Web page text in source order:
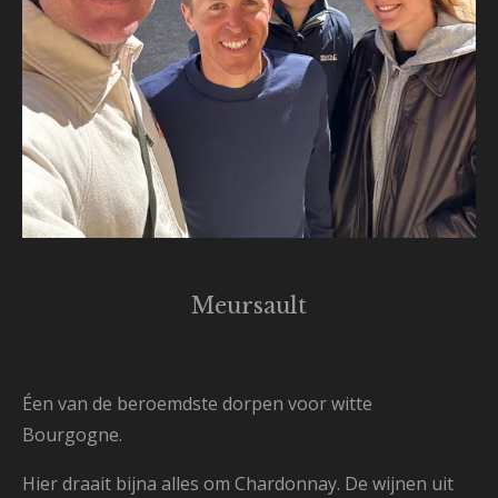
Meursault
Éen van de beroemdste dorpen voor witte
Bourgogne.
Hier draait bijna alles om Chardonnay. De wijnen uit